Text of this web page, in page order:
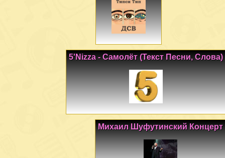
5'Nizza - Самолёт (Текст Песни, Слова)
Михаил Шуфутинский Концерт